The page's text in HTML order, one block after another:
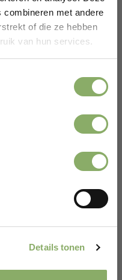
combineren met andere
of die ze hebben
van hun services.
Details tonen
op je.